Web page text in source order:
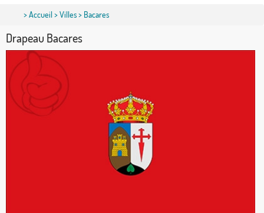
>Accueil>Villes> Bacares
Drapeau Bacares